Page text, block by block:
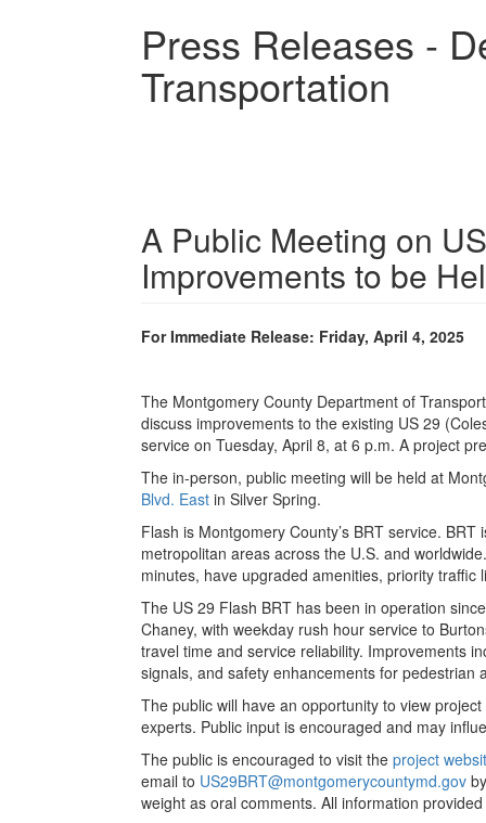
Press Releases -
Transportation
A Public Meeting on
Improvements to be
For Immediate Release: Friday, April 4, 2025
The Montgomery County Department of
discuss improvements to the existing US 29
service on Tuesday, April 8, at 6 p.m. A project
The in-person, public meeting will be held at
Blvd. East in Silver Spring.
Flash is Montgomery County’s BRT service.
metropolitan areas across the U.S. and
minutes, have upgraded amenities, priority
The US 29 Flash BRT has been in operation
Chaney, with weekday rush hour service to
travel time and service reliability. Improvements
signals, and safety enhancements for pedestrian
The public will have an opportunity to view
experts. Public input is encouraged and may
The public is encouraged to visit the project
email to US29BRT@montgomerycountymd.gov
weight as oral comments. All information